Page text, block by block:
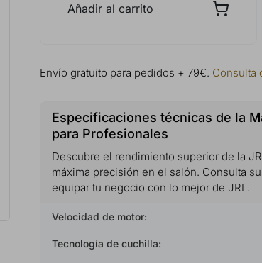
Añadir al carrito
Envío gratuito para pedidos + 79€. Consulta
Especificaciones técnicas de la
para Profesionales
Descubre el rendimiento superior de la
máxima precisión en el salón. Consulta
equipar tu negocio con lo mejor de JRL.
Velocidad de motor:
Tecnología de cuchilla: